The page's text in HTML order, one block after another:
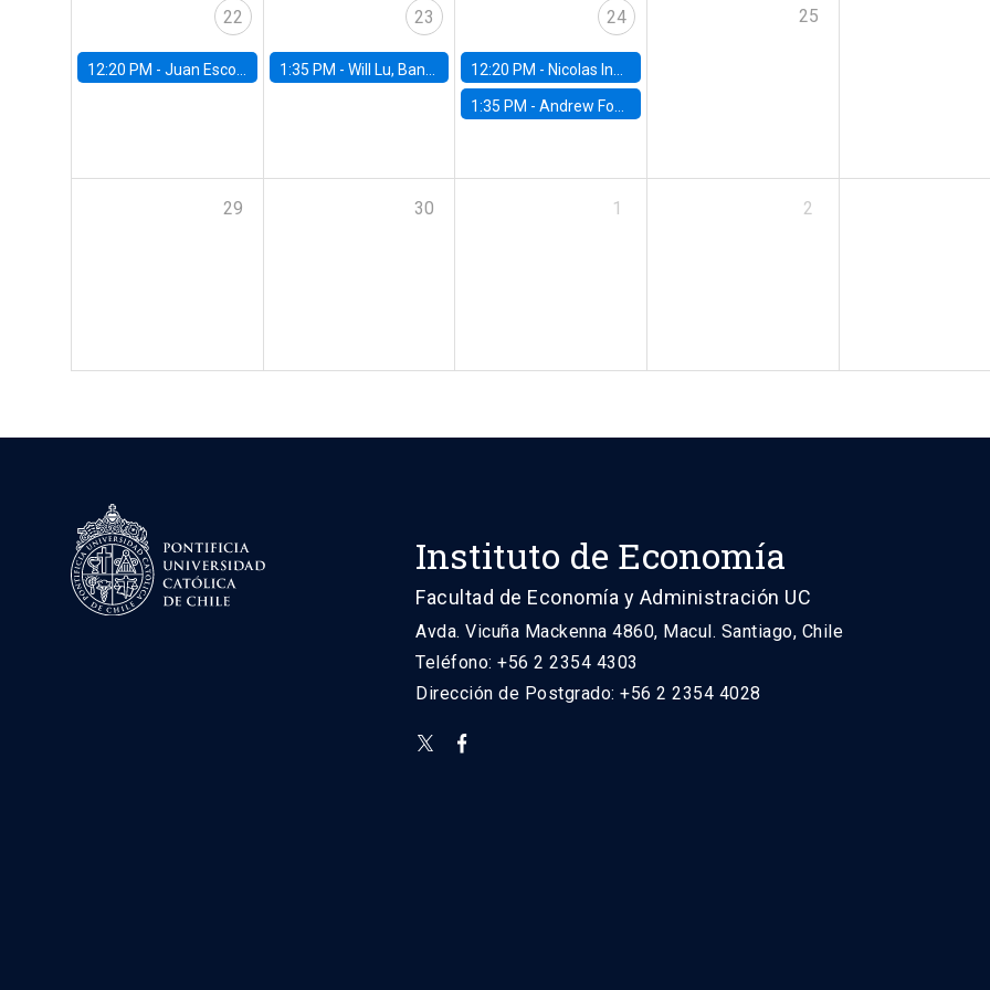
22
12:20 PM - Juan Escobar, Universidad de Chile
23
1:35 PM - Will Lu, Banco Central de Chile
24
12:20 PM - Nicolas Inostroza, Rotman School of Management, University of Toronto
1:35 PM -Andrew Foster, Brown University
25
29 30 1 2
Instituto de Economía
Facultad de Economía y Administración UC
Avda. Vicuña Mackenna 4860, Macul. Santiago, Chile
Teléfono: +56 2 2354 4303
Dirección de Postgrado: +56 2 2354 4028